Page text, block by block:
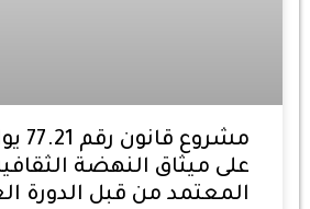
على ميثاق النهضة
المعتمد من قبل الدورة